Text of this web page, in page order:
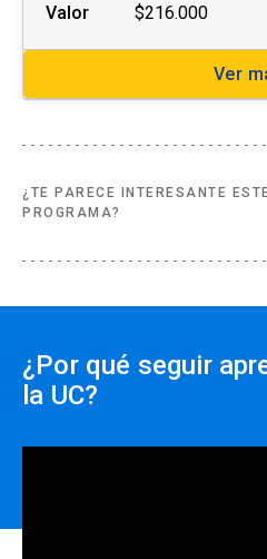
Valor $216.000
Ver
¿TE PARECE INTERESANTE
PROGRAMA?
¿Por qué seguir
la UC?